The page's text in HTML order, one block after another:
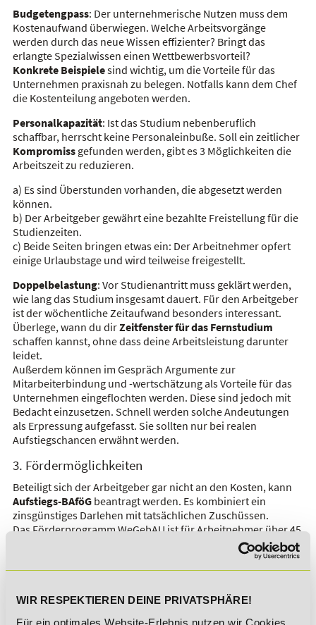
WIR RESPEKTIEREN DEINE PRIVATSPHÄRE!
Für ein optimales Website-Erlebnis nutzen wir Cookies
Budgetengpass: Der unternehmerische Nutzen muss dem
Kostenaufwand überwiegen. Welche Arbeitsvorgänge
werden durch das neue Wissen effizienter? Bringt das
erlangte Spezialwissen einen Wettbewerbsvorteil?
Konkrete Beispielesind wichtig, um die Vorteile für das
Unternehmen praxisnah zu belegen. Notfalls kann dem Chef
die Kostenteilung angeboten werden.
Personalkapazität: Ist das Studium nebenberuflich
schaffbar, herrscht keine Personaleinbuße. Soll ein zeitlicher
Kompromissgefunden werden, gibt es 3 Möglichkeiten die
Arbeitszeit zu reduzieren.
a) Es sind Überstunden vorhanden, die abgesetzt werden
können.
b) Der Arbeitgeber gewährt eine bezahlte Freistellung für die
Studienzeiten.
c) Beide Seiten bringen etwas ein: Der Arbeitnehmer opfert
einige Urlaubstage und wird teilweise freigestellt.
Doppelbelastung: Vor Studienantritt muss geklärt werden,
wie lang das Studium insgesamt dauert. Für den Arbeitgeber
ist der wöchentliche Zeitaufwand besonders interessant.
Überlege, wann du dirZeitfenster für das Fernstudium
schaffen kannst, ohne dass deine Arbeitsleistung darunter
leidet.
Außerdem können im Gespräch Argumente zur
Mitarbeiterbindung und -wertschätzung als Vorteile für das
Unternehmen eingeflochten werden. Diese sind jedoch mit
Bedacht einzusetzen. Schnell werden solche Andeutungen
als Erpressung aufgefasst. Sie sollten nur bei realen
Aufstiegschancen erwähnt werden.
3. Fördermöglichkeiten
Beteiligt sich der Arbeitgeber gar nicht an den Kosten, kann
Aufstiegs-BAföGbeantragt werden. Es kombiniert ein
zinsgünstiges Darlehen mit tatsächlichen Zuschüssen.
Das Förderprogramm WeGebAU ist für Arbeitnehmer über 45
Jahren, die durch das Fernstudium ihr Qualifizierungsniveau
anheben. Das Förderpendant für jüngere talentierte
Arbeitnehmer bietenWeiterbildungsstipendien. Der
verschiedene förderfähige Weiterbildungen verwenden.